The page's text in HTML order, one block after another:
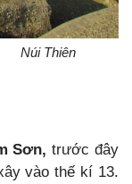
Sơn,trước đây
vào thế kí 13.